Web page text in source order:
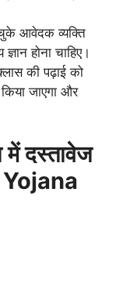
आवेदक व्यक्ति
होना चाहिए।
क्लास की पढ़ाई को
जाएगा और
में दस्तावेज